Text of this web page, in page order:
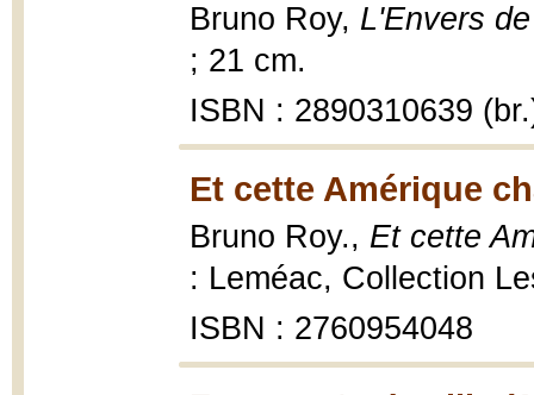
Bruno Roy, L'Envers
; 21 cm.
ISBN : 2890310639
Et cette Amérique
Bruno Roy., Et cette
: Leméac, Collection
ISBN : 2760954048